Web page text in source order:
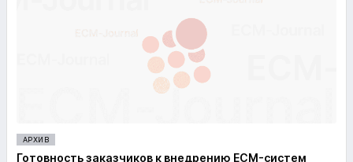
АРХИВ
Готовность заказчиков к внедрению ECM-систем